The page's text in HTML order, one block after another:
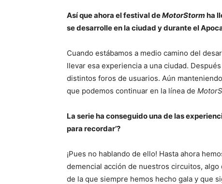
Así que ahora el festival deMotorStorm ha
se desarrolle en la ciudad y durante el
Cuando estábamos a medio camino del
llevar esa experiencia a una ciudad.
distintos foros de usuarios. Aún
que podemos continuar en la línea de
La serie ha conseguido una de las
para recordar’?
¡Pues no hablando de ello! Hasta ahora
demencial acción de nuestros circuitos, algo
de la que siempre hemos hecho gala y que